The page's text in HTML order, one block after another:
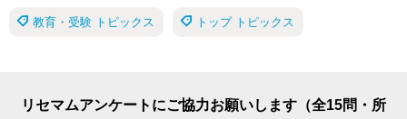
教育・受験 トピックス トップ トピックス
リセマムアンケートにご協力お願いします（全15問・所